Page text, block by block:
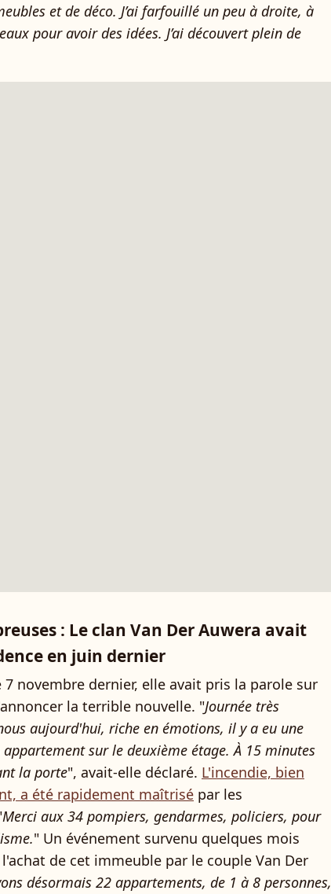
et de déco. J’ai farfouillé un peu à droite, à
pour avoir des idées. J’ai découvert plein de
: Le clan Van Der Auwera avait
en juin dernier
7 novembre dernier, elle avait pris la parole sur
la terrible nouvelle. "Journée très
aujourd'hui, riche en émotions, il y a eu une
sur le deuxième étage. À 15 minutes
la porte", avait-elle déclaré. L'incendie, bien
a été rapidement maîtrisé par les
Merci aux 34 pompiers, gendarmes, policiers, pour
" Un événement survenu quelques mois
de cet immeuble par le couple Van Der
désormais 22 appartements, de 1 à 8 personnes,